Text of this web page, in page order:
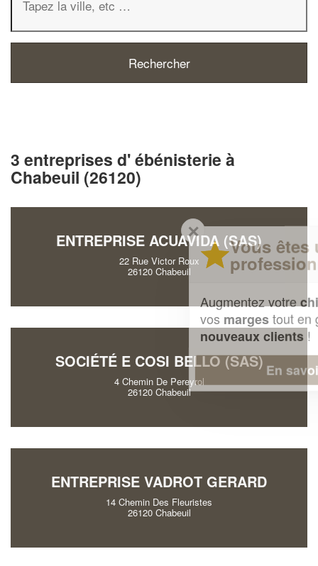
3 entreprises d' ébénisterie à
Chabeuil (26120)
ENTREPRISE ACUAVIDA (SAS)
22 Rue Victor Roux
26120 Chabeuil
SOCIÉTÉ E COSI BELLO (SAS)
4 Chemin De Pereyrol
26120 Chabeuil
ENTREPRISE VADROT GERARD
14 Chemin Des Fleuristes
26120 Chabeuil
✕
Vous êtes un
professionnel ?
chiffre d'affaireset
tout en gagnant de
En savoir plus